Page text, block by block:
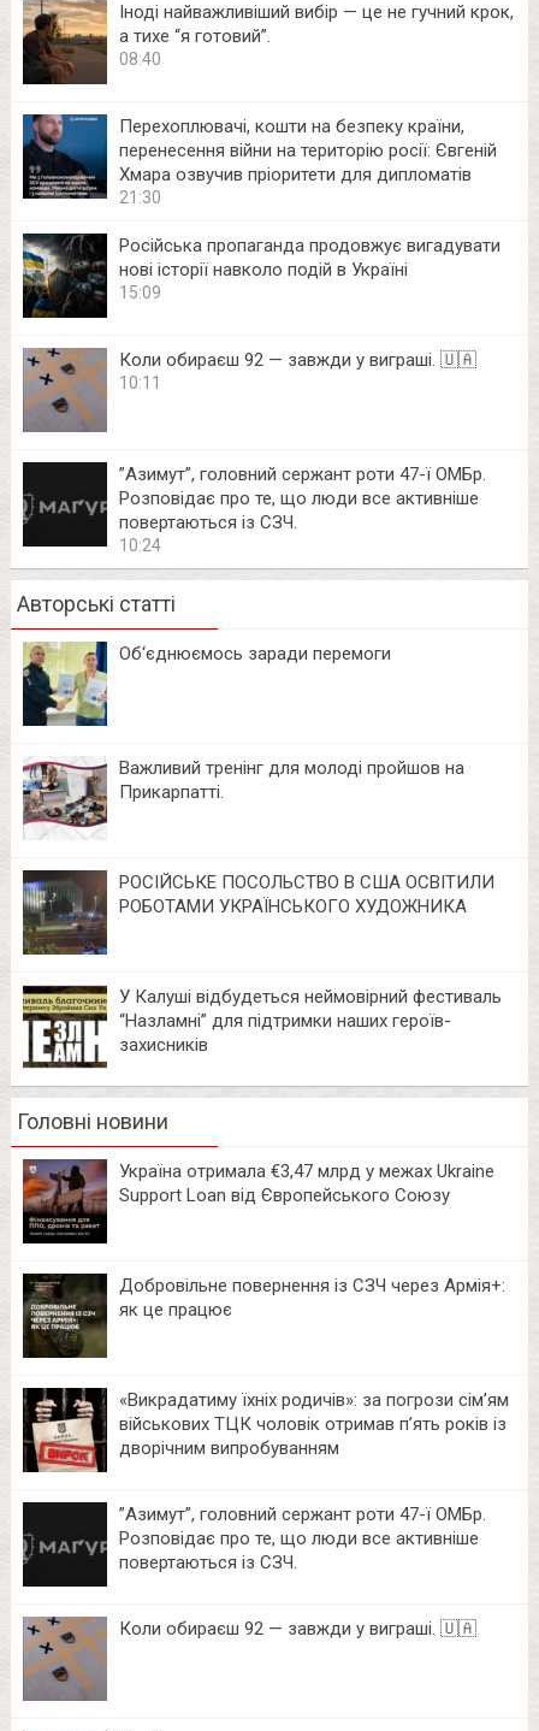
Іноді найважливіший вибір — це не гучний крок,
а тихе “я готовий”.
08:40
Перехоплювачі, кошти на безпеку країни,
перенесення війни на територію росії: Євгеній
Хмара озвучив пріоритети для дипломатів
21:30
Російська пропаганда продовжує вигадувати
нові історії навколо подій в Україні
15:09
Коли обираєш 92 — завжди у виграші. 🇺🇦
10:11
⁨”Азимут”, головний сержант роти 47-ї ОМБр.
Розповідає про те, що люди все активніше
повертаються із СЗЧ.
10:24
Авторські статті
Об‘єднюємось заради перемоги
Важливий тренінг для молоді пройшов на
Прикарпатті.
РОСІЙСЬКЕ ПОСОЛЬСТВО В США ОСВІТИЛИ
РОБОТАМИ УКРАЇНСЬКОГО ХУДОЖНИКА
У Калуші відбудеться неймовірний фестиваль
“Назламні” для підтримки наших героїв-
захисників
Головні новини
Україна отримала €3,47 млрд у межах Ukraine
Support Loan від Європейського Союзу
Добровільне повернення із СЗЧ через Армія+:
як це працює
«Викрадатиму їхніх родичів»: за погрози сім’ям
військових ТЦК чоловік отримав п’ять років із
дворічним випробуванням
⁨”Азимут”, головний сержант роти 47-ї ОМБр.
Розповідає про те, що люди все активніше
повертаються із СЗЧ.
Коли обираєш 92 — завжди у виграші. 🇺🇦